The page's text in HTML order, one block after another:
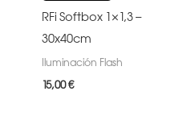
RFi Softbox 1×1,3 –
30x40cm
Iluminación Flash
15,00€